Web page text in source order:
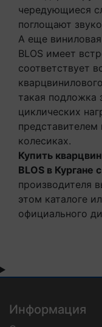
чередующиеся
поглощают
А еще
BLOS имеет
соответствует
такая подложка
циклических
представителем
колесиках.
Купить
BLOS в Кургане
производителя
этом каталоге
официального
Информация